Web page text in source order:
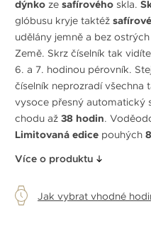
dýnko ze safírového skla.
glóbusu kryje taktéž safírové
udělány jemně a bez
Země. Skrz číselník tak
6. a 7. hodinou pérovník.
číselník neprozradí všechna
vysoce přesný automatický
chodu až 38 hodin.
Limitovaná edice pouhých
Více o produktu
Jak vybrat vhodné